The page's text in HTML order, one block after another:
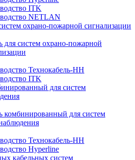
ITK
NETLAN
охрано-пожарной сигнализации
для систем охрано-пожарной
Технокабель-НН
ITK
для систем
комбинированный для систем
Технокабель-НН
Hyperline
кабельных систем